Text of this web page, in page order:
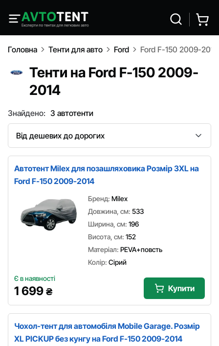
Головна Тенти для авто Ford Ford F-150 2009-2014
Тенти на Ford F-150 2009-
2014
Знайдено: 3 автотенти
Сортування
Автотент Milex для позашляховика Розмір 3XL на
Ford F-150 2009-2014
Бренд: Milex
Довжина, см: 533
Ширина, см: 196
Висота, см: 152
Матеріал: PEVA+повсть
Колір: Сірий
Є в наявності
1 699 ₴ Купити
Чохол-тент для автомобіля Mobile Garage. Розмір
XL PICKUP без кунгу на Ford F-150 2009-2014